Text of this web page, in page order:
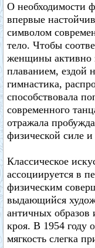
О необходимости
впервые
символом
тело. Чтобы
женщины активно
плаванием, ездой
гимнастика,
способствовала
современного
отражала
физической силе и
Классическое
ассоциируется в
физическим
выдающийся
античных образов
кроя. В 1954 году
мягкость слегка